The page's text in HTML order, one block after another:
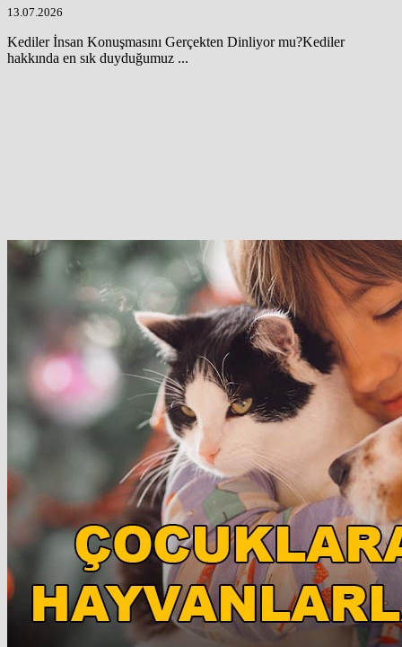
13.07.2026
Kediler İnsan Konuşmasını Gerçekten Dinliyor mu?Kediler
hakkında en sık duyduğumuz ...